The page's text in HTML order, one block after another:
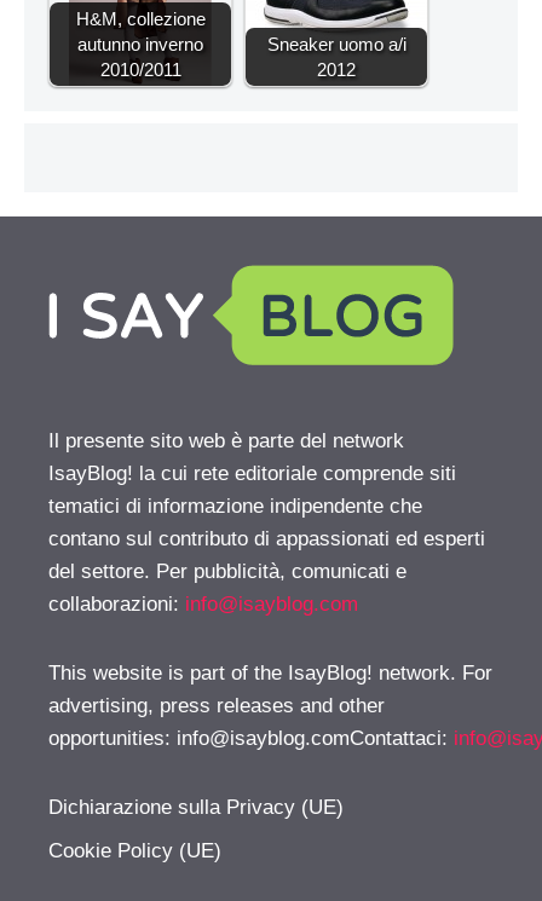
H&M, collezione
autunno inverno
2010/2011
Sneaker uomo a/i
2012
Il presente sito web è parte del network
IsayBlog! la cui rete editoriale comprende siti
tematici di informazione indipendente che
contano sul contributo di appassionati ed esperti
del settore. Per pubblicità, comunicati e
collaborazioni: info@isayblog.com
This website is part of the IsayBlog! network. For
advertising, press releases and other
opportunities: info@isayblog.comContattaci:
Dichiarazione sulla Privacy (UE)
Cookie Policy (UE)